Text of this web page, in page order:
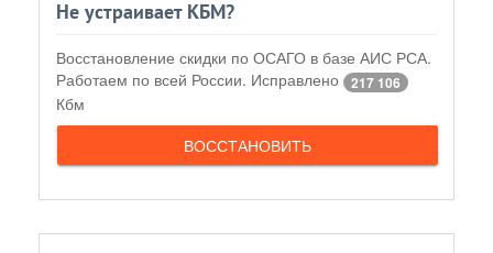
Не устраивает КБМ?
Восстановление скидки по ОСАГО в базе АИС РСА.
Работаем по всей России. Исправлено
217 106
Кбм
ВОССТАНОВИТЬ